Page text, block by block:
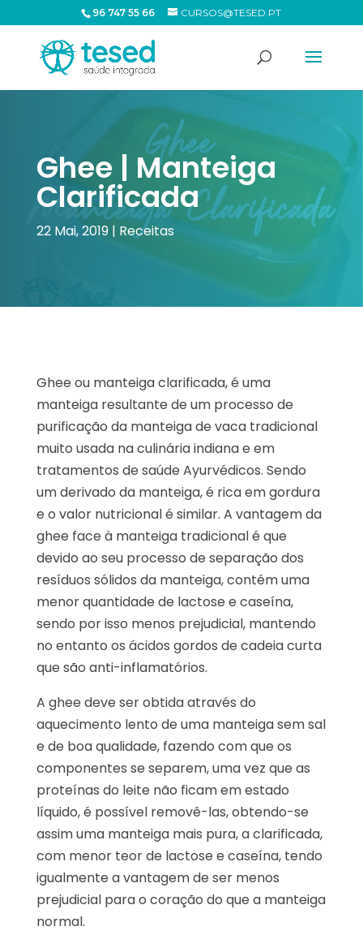
96 747 55 66 CURSOS@TESED.PT
Ghee | Manteiga
Clarificada
22 Mai, 2019| Receitas
Ghee ou manteiga clarificada, é uma
manteiga resultante de um processo de
purificação da manteiga de vaca tradicional
muito usada na culinária indiana e em
tratamentos de saúde Ayurvédicos. Sendo
um derivado da manteiga, é rica em gordura
e o valor nutricional é similar. A vantagem da
ghee face à manteiga tradicional é que
devido ao seu processo de separação dos
resíduos sólidos da manteiga, contém uma
menor quantidade de lactose e caseína,
sendo por isso menos prejudicial, mantendo
no entanto os ácidos gordos de cadeia curta
que são anti-inflamatórios.
A ghee deve ser obtida através do
aquecimento lento de uma manteiga sem sal
e de boa qualidade, fazendo com que os
componentes se separem, uma vez que as
proteínas do leite não ficam em estado
líquido, é possível removê-las, obtendo-se
assim uma manteiga mais pura, a clarificada,
com menor teor de lactose e caseína, tendo
igualmente a vantagem de ser menos
prejudicial para o coração do que a manteiga
normal.